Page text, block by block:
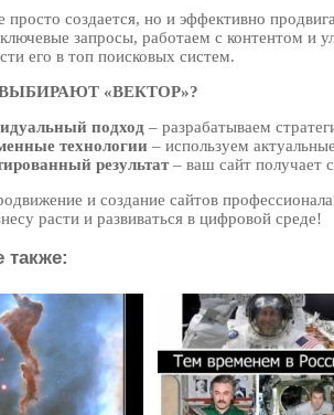
просто создается, но и эффективно
запросы, работаем с контентом и
его в топ поисковых систем.
«ВЕКТОР»?
подход – разрабатываем
технологии – используем
результат– ваш сайт получает
и создание сайтов
расти и развиваться в цифровой среде!
также: